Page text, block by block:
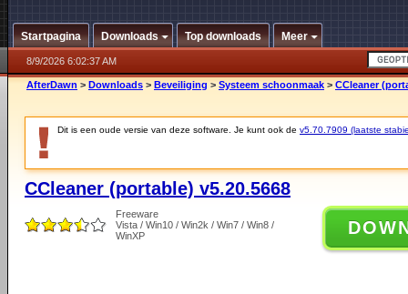
Startpagina Downloads Top downloads Meer
8/9/2026 6:02:37 AM
AfterDawn > Downloads > Beveiliging > Systeem schoonmaak > CCleaner
Dit is een oude versie van deze software. Je kunt ook de v5.70.7909 (laatste
CCleaner (portable) v5.20.5668
Freeware
Vista / Win10 / Win2k / Win7 / Win8 /
WinXP